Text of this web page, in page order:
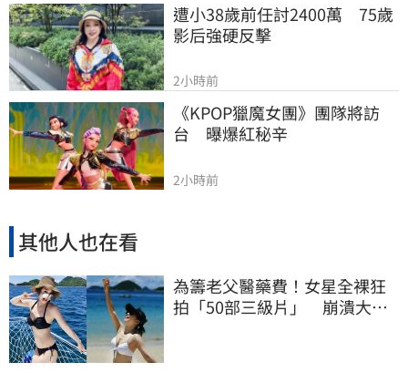
遭小38歲前任討2400萬　75歲
影后強硬反擊
2小時前
《KPOP獵魔女團》團隊將訪
台　曝爆紅秘辛
2小時前
其他人也在看
為籌老父醫藥費！女星全裸狂
拍「50部三級片」 崩潰大